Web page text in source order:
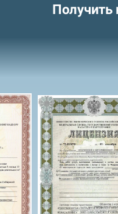
Получить